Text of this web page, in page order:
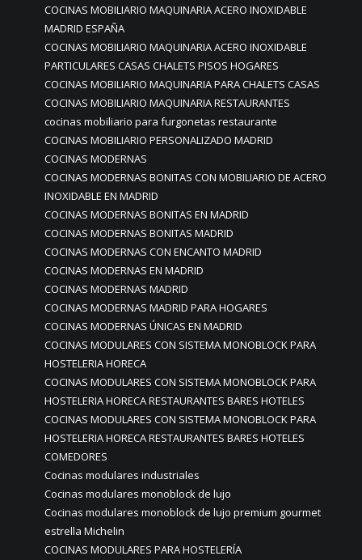
COCINAS MOBILIARIO MAQUINARIA ACERO INOXIDABLE
MADRID ESPAÑA
COCINAS MOBILIARIO MAQUINARIA ACERO INOXIDABLE
PARTICULARES CASAS CHALETS PISOS HOGARES
COCINAS MOBILIARIO MAQUINARIA PARA CHALETS CASAS
COCINAS MOBILIARIO MAQUINARIA RESTAURANTES
cocinas mobiliario para furgonetas restaurante
COCINAS MOBILIARIO PERSONALIZADO MADRID
COCINAS MODERNAS
COCINAS MODERNAS BONITAS CON MOBILIARIO DE ACERO
INOXIDABLE EN MADRID
COCINAS MODERNAS BONITAS EN MADRID
COCINAS MODERNAS BONITAS MADRID
COCINAS MODERNAS CON ENCANTO MADRID
COCINAS MODERNAS EN MADRID
COCINAS MODERNAS MADRID
COCINAS MODERNAS MADRID PARA HOGARES
COCINAS MODERNAS ÚNICAS EN MADRID
COCINAS MODULARES CON SISTEMA MONOBLOCK PARA
HOSTELERIA HORECA
COCINAS MODULARES CON SISTEMA MONOBLOCK PARA
HOSTELERIA HORECA RESTAURANTES BARES HOTELES
COCINAS MODULARES CON SISTEMA MONOBLOCK PARA
HOSTELERIA HORECA RESTAURANTES BARES HOTELES
COMEDORES
Cocinas modulares industriales
Cocinas modulares monoblock de lujo
Cocinas modulares monoblock de lujo premium gourmet
estrella Michelin
COCINAS MODULARES PARA HOSTELERÍA